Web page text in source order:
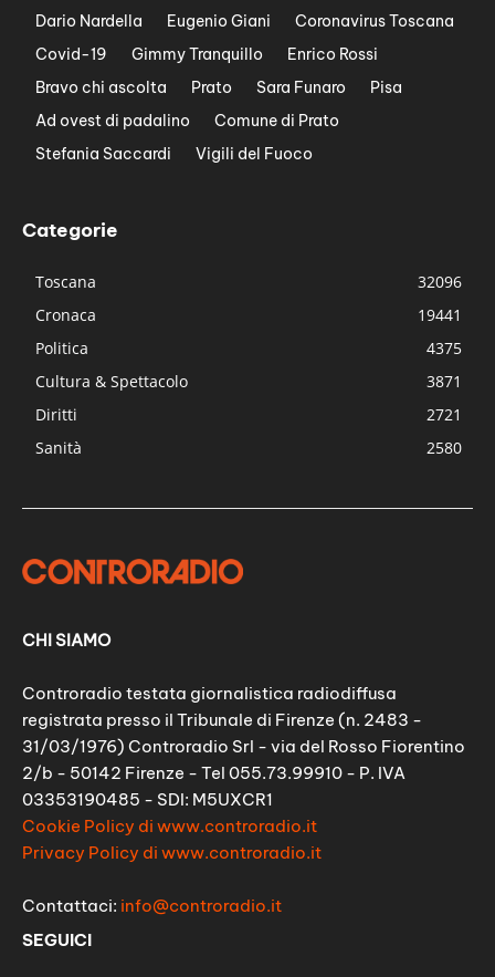
Dario Nardella
Eugenio Giani
Coronavirus Toscana
Covid-19
Gimmy Tranquillo
Enrico Rossi
Bravo chi ascolta
Prato Sara Funaro
Pisa
Ad ovest di padalino
Comune di Prato
Stefania Saccardi
Vigili del Fuoco
Categorie
Toscana
32096
Cronaca
19441
Politica
4375
Cultura & Spettacolo
3871
Diritti
2721
Sanità
2580
CHI SIAMO
Controradio testata giornalistica radiodiffusa
registrata presso il Tribunale di Firenze (n. 2483 -
31/03/1976) Controradio Srl - via del Rosso Fiorentino
2/b - 50142 Firenze - Tel 055.73.99910 - P. IVA
03353190485 - SDI: M5UXCR1
Cookie Policy di www.controradio.it
Privacy Policy di www.controradio.it
Contattaci: info@controradio.it
SEGUICI